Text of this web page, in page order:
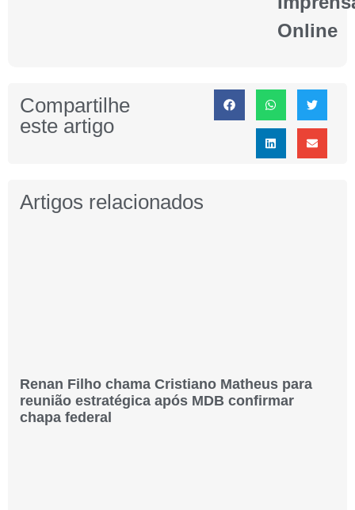
Online
Compartilhe
este artigo
Artigos relacionados
Renan Filho chama Cristiano Matheus para
reunião estratégica após MDB confirmar
chapa federal